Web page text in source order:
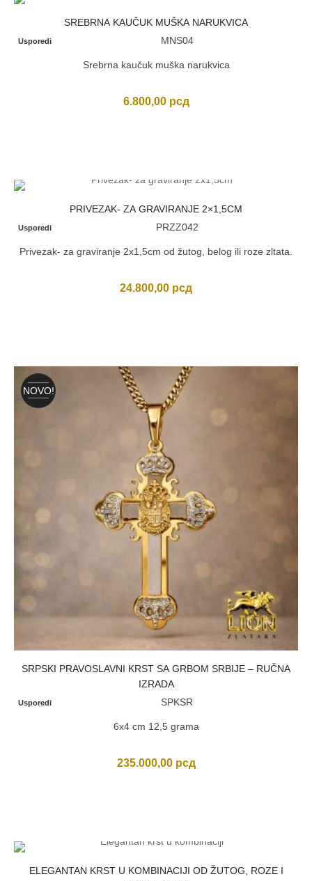
SREBRNA KAUČUK MUŠKA NARUKVICA
Usporedi MNS04
Srebrna kaučuk muška narukvica
6.800,00 рсд
PRIVEZAK- ZA GRAVIRANJE 2×1,5CM
Usporedi PRZZ042
Privezak- za graviranje 2x1,5cm od žutog, belog ili roze zltata.
24.800,00 рсд
NOVO!
SRPSKI PRAVOSLAVNI KRST SA GRBOM SRBIJE – RUČNA
IZRADA
Usporedi SPKSR
6x4 cm 12,5 grama
235.000,00 рсд
ELEGANTAN KRST U KOMBINACIJI OD ŽUTOG, ROZE I